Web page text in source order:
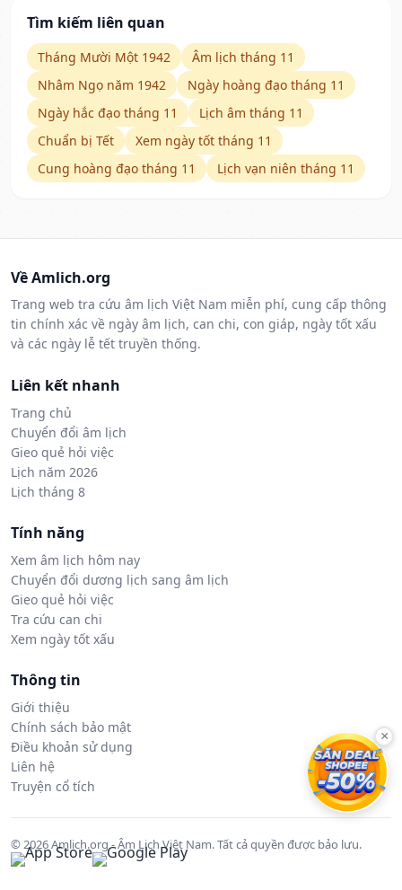
Tìm kiếm liên quan
Tháng Mười Một 1942
Âm lịch tháng 11
Nhâm Ngọ năm 1942
Ngày hoàng đạo tháng 11
Ngày hắc đạo tháng 11
Lịch âm tháng 11
Chuẩn bị Tết
Xem ngày tốt tháng 11
Cung hoàng đạo tháng 11
Lịch vạn niên tháng 11
Về Amlich.org
Trang web tra cứu âm lịch Việt Nam miễn phí, cung cấp thông
tin chính xác về ngày âm lịch, can chi, con giáp, ngày tốt xấu
và các ngày lễ tết truyền thống.
Liên kết nhanh
Trang chủ
Chuyển đổi âm lịch
Gieo quẻ hỏi việc
Lịch năm 2026
Lịch tháng 8
Tính năng
Xem âm lịch hôm nay
Chuyển đổi dương lịch sang âm lịch
Gieo quẻ hỏi việc
Tra cứu can chi
Xem ngày tốt xấu
Thông tin
Giới thiệu
Chính sách bảo mật
Điều khoản sử dụng
Liên hệ
Truyện cổ tích
© 2026 Amlich.org - Âm Lịch Việt Nam. Tất cả quyền được bảo lưu.
×